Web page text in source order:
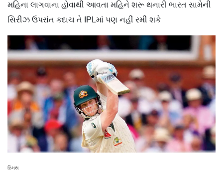
મહિના લાગવાના હોવાથી આવતા મહિને શરૂ થનારી ભારત સામેની
સિરીઝ ઉપરાંત કદાચ તે IPLમાં પણ નહીં રમી શકે
સ્મિથ